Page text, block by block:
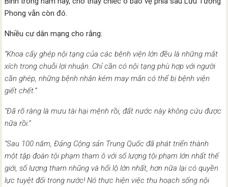
Phong vẫn còn đó.
Nhiều cư dân mạng cho rằng:
“Khoa cấy ghép nội tạng của các bệnh viện lớn đều là những mắt
xích trong chuỗi lợi nhuận. Chỉ cần có nội tạng phù hợp với người
cần ghép, những bệnh nhân kém may mắn có thể bị bệnh viện
giết chết.”
“Đã rõ ràng là mưu tài hại mệnh rồi, đất nước này không cứu được
nữa rồi.”
“Sau 100 năm, Đảng Cộng sản Trung Quốc đã phát triển thành
một tập đoàn tội phạm tham ô với số lượng tội phạm lớn nhất thế
giới, số lượng tham nhũng và hối lộ lớn nhất, hơn nữa lại có quyền
lực tuyệt đối trong nước! Nó thực hiện việc thu hoạch sống nội